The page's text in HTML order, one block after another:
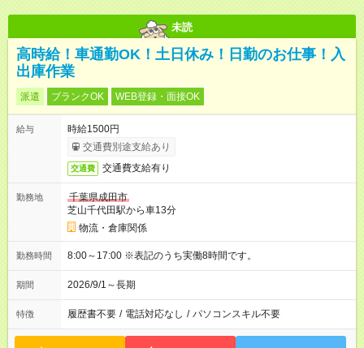
未読
高時給！車通勤OK！土日休み！日勤のお仕事！入
出庫作業
派遣 ブランクOK WEB登録・面接OK
給与
時給1500円
交通費別途支給あり
交通費 交通費支給有り
勤務地
千葉県成田市
芝山千代田駅から車13分
物流・倉庫関係
勤務時間 8:00～17:00 ※表記のうち実働8時間です。
期間 2026/9/1～長期
特徴 履歴書不要 / 電話対応なし / パソコンスキル不要